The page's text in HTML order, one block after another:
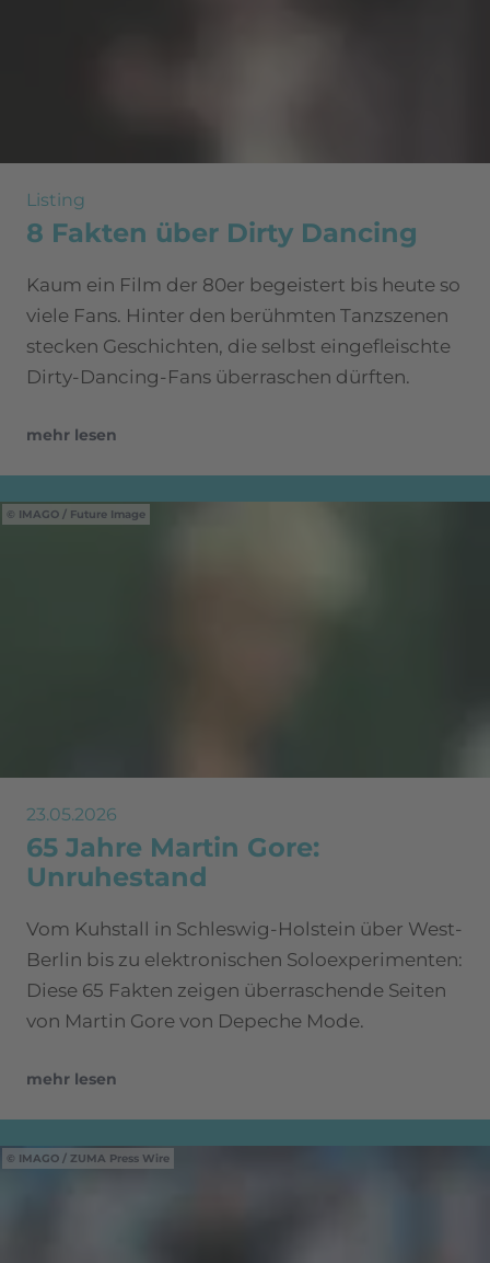
Listing
8 Fakten über Dirty Dancing
Kaum ein Film der 80er begeistert bis heute so
viele Fans. Hinter den berühmten Tanzszenen
stecken Geschichten, die selbst eingefleischte
Dirty-Dancing-Fans überraschen dürften.
mehr lesen
IMAGO / Future Image
23.05.2026
65 Jahre Martin Gore:
Unruhestand
Vom Kuhstall in Schleswig-Holstein über West-
Berlin bis zu elektronischen Soloexperimenten:
Diese 65 Fakten zeigen überraschende Seiten
von Martin Gore von Depeche Mode.
mehr lesen
IMAGO / ZUMA Press Wire